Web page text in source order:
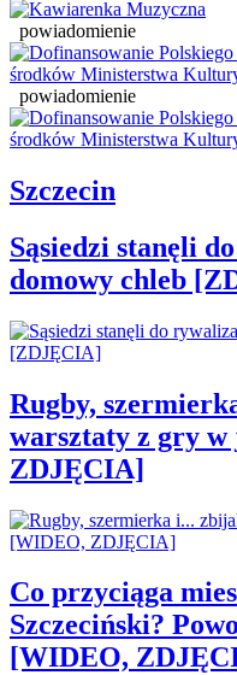
powiadomienie
powiadomienie
Szczecin
Sąsiedzi stanęli
domowy chleb
Rugby,
warsztaty z gry
ZDJĘCIA]
Co przyciąga
Szczeciński?
[WIDEO,